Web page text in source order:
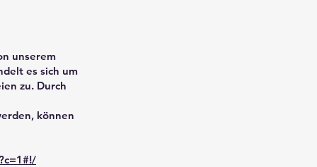
unserem
es sich um
zu. Durch
können